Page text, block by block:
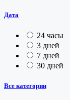
Дата
24 часы
3 дней
7 дней
30 дней
Все категории